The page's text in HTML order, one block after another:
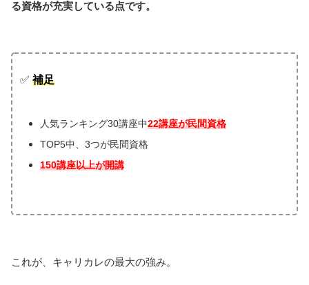
る資格が充実している点です。
✅ 補足
人気ランキング30講座中22講座が民間資格
TOP5中、3つが民間資格
150講座以上が開講
これが、キャリカレの最大の強み。